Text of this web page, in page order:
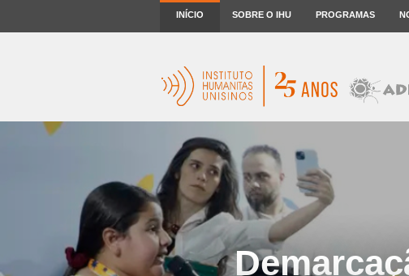
INÍCIO SOBRE O IHU PROGRAMAS